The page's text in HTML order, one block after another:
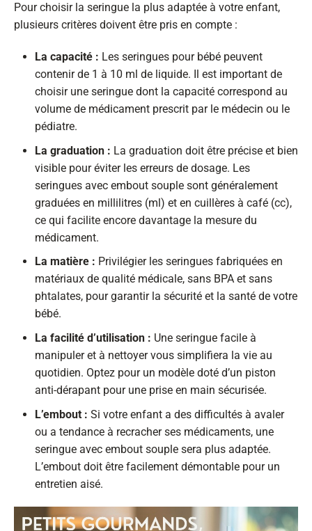
Pour choisir la seringue la plus adaptée à votre enfant,
plusieurs critères doivent être pris en compte :
La capacité : Les seringues pour bébé peuvent
contenir de 1 à 10 ml de liquide. Il est important de
choisir une seringue dont la capacité correspond au
volume de médicament prescrit par le médecin ou le
pédiatre.
La graduation : La graduation doit être précise et bien
visible pour éviter les erreurs de dosage. Les
seringues avec embout souple sont généralement
graduées en millilitres (ml) et en cuillères à café (cc),
ce qui facilite encore davantage la mesure du
médicament.
La matière : Privilégier les seringues fabriquées en
matériaux de qualité médicale, sans BPA et sans
phtalates, pour garantir la sécurité et la santé de votre
bébé.
La facilité d’utilisation : Une seringue facile à
manipuler et à nettoyer vous simplifiera la vie au
quotidien. Optez pour un modèle doté d’un piston
anti-dérapant pour une prise en main sécurisée.
L’embout : Si votre enfant a des difficultés à avaler
ou a tendance à recracher ses médicaments, une
seringue avec embout souple sera plus adaptée.
L’embout doit être facilement démontable pour un
entretien aisé.